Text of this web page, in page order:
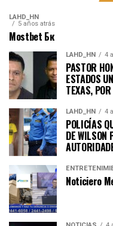
LAHD_HN
5 años atrás
Mostbet Бк
LAHD_HN 4
PASTOR
ESTADOS
TEXAS,
LAHD_HN 4
POLICÍAS
DE WILSON
Noticiero